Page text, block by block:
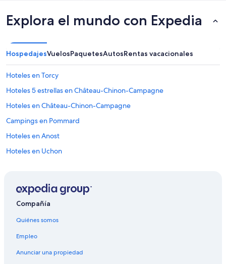
Explora el mundo con Expedia
HospedajesVuelosPaquetesAutosRentas vacacionales
Hoteles en Torcy
Hoteles 5 estrellas en Château-Chinon-Campagne
Hoteles en Château-Chinon-Campagne
Campings en Pommard
Hoteles en Anost
Hoteles en Uchon
B&B en Savigny-les-Beaune
B&B en Bouzeron
Hoteles en Épinac
Compañía
Quiénes somos
Empleo
Anunciar una propiedad